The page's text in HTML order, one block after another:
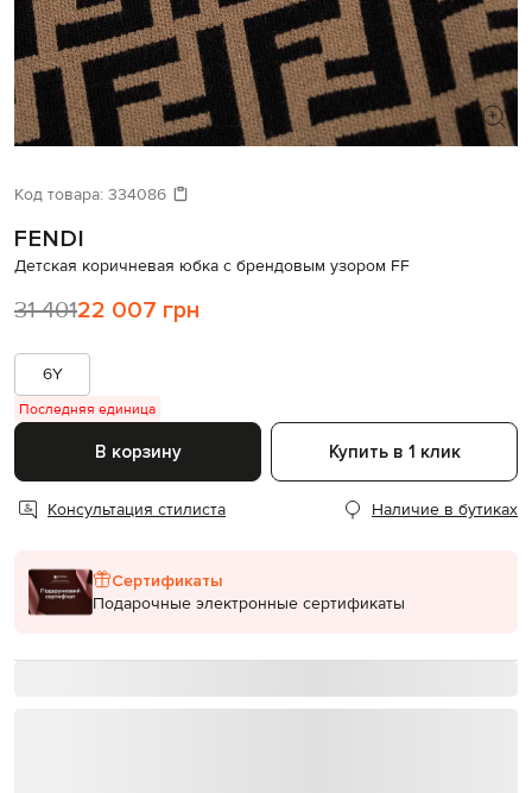
Код товара: 334086
FENDI
Детская коричневая юбка с брендовым узором FF
31 40122 007 грн
6Y
Последняя единица
В корзину Купить в 1 клик
Консультация стилиста Наличие в бутиках
Сертификаты
Подарочные электронные сертификаты